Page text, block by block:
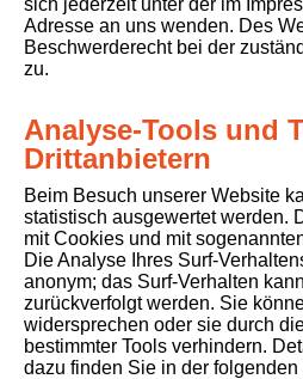
Adresse an uns wenden. Des
Beschwerderecht bei der
zu.
Analyse-Tools und
Drittanbietern
Beim Besuch unserer Website
statistisch ausgewertet werden.
mit Cookies und mit
Die Analyse Ihres Surf-
anonym; das Surf-Verhalten
zurückverfolgt werden. Sie
widersprechen oder sie durch
bestimmter Tools verhindern.
dazu finden Sie in der